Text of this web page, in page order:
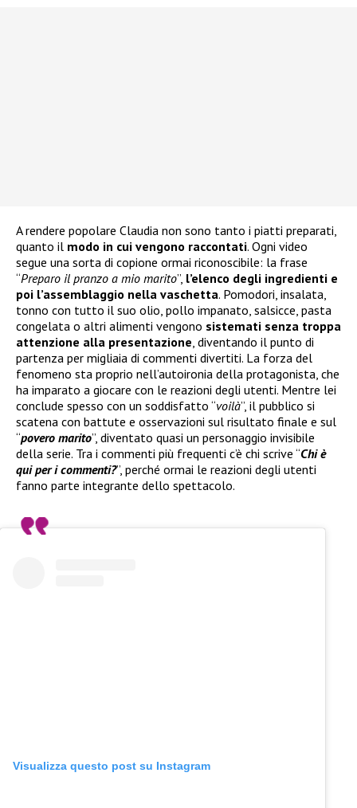
A rendere popolare Claudia non sono tanto i piatti preparati,
quanto il modo in cui vengono raccontati. Ogni video
segue una sorta di copione ormai riconoscibile: la frase
“Preparo il pranzo a mio marito”, l’elenco degli ingredienti e
poi l’assemblaggio nella vaschetta. Pomodori, insalata,
tonno con tutto il suo olio, pollo impanato, salsicce, pasta
congelata o altri alimenti vengono sistemati senza troppa
attenzione alla presentazione , diventando il punto di
partenza per migliaia di commenti divertiti. La forza del
fenomeno sta proprio nell’autoironia della protagonista, che
ha imparato a giocare con le reazioni degli utenti. Mentre lei
conclude spesso con un soddisfatto “voilà”, il pubblico si
scatena con battute e osservazioni sul risultato finale e sul
“povero marito”, diventato quasi un personaggio invisibile
della serie. Tra i commenti più frequenti c’è chi scrive “Chi è
qui per i commenti?”, perché ormai le reazioni degli utenti
fanno parte integrante dello spettacolo.
Visualizza questo post su Instagram